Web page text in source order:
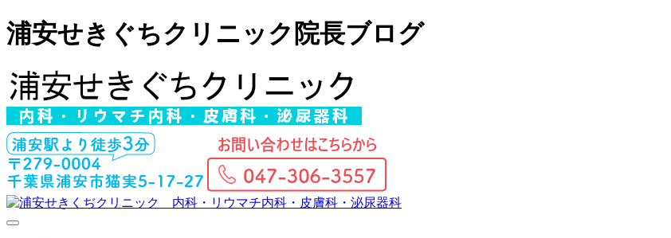
浦安せきぐちクリニック院長ブログ